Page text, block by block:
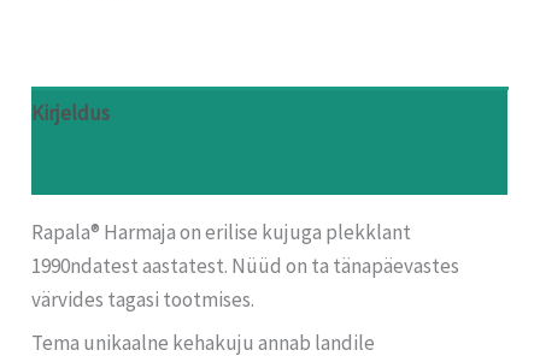
Kirjeldus
Rapala® Harmaja on erilise kujuga plekklant
1990ndatest aastatest. Nüüd on ta tänapäevastes
värvides tagasi tootmises.
Tema unikaalne kehakuju annab landile